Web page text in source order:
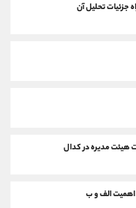
جزئیات تحلیل آن
هیئت مدیره در کدال
الف و ب